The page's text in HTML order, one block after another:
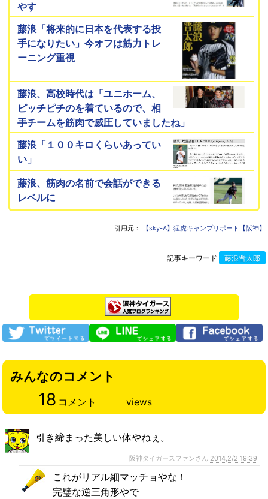
やす
藤浪「将来的に日本を代表する投
手になりたい」今オフは筋力トレ
ーニング重視
藤浪、高校時代は「ユニホーム、
ピッチピチのを着ているので、相
手チームを筋肉で威圧していましたね」
藤浪「１００キロくらいあってい
い」
藤浪、筋肉の名前で会話ができる
レベルに
引用元： 【sky-A】猛虎キャンプリポート【阪神】
記事キーワード 藤浪晋太郎
みんなのコメント
18 コメント views
引き締まった美しい体やねぇ。
阪神タイガースファンさん 2014,2/2 19:39
これがリアル細マッチョやな！
完璧な逆三角形やで